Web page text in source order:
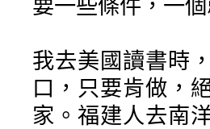
要一些條件，一
我去美國讀書時
口，只要肯做，
家。福建人去南